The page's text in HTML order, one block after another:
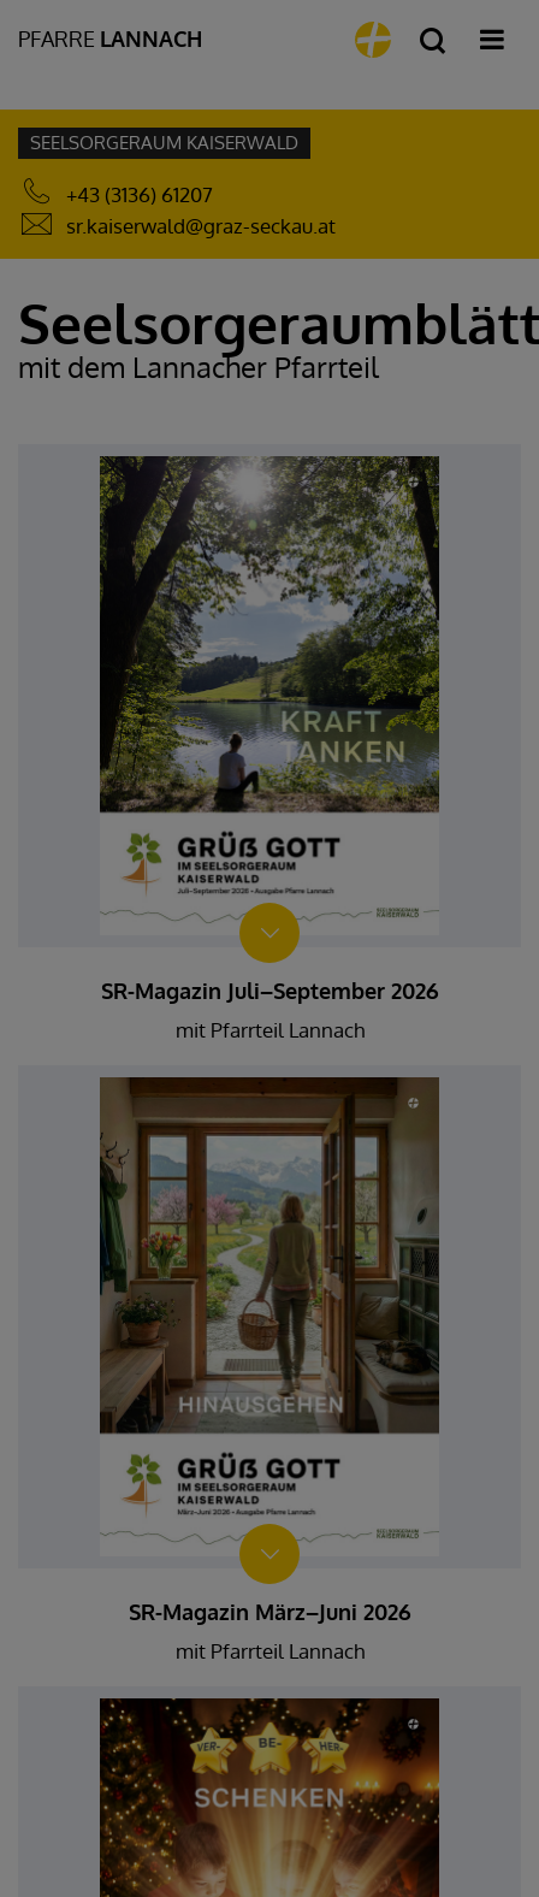
PFARRE LANNACH
SEELSORGERAUM KAISERWALD
+43 (3136) 61207
sr.kaiserwald@graz-seckau.at
mit dem Lannacher Pfarrteil
SR-Magazin Juli–September 2026
mit Pfarrteil Lannach
SR-Magazin März–Juni 2026
mit Pfarrteil Lannach